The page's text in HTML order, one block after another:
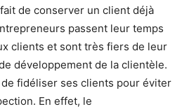
de conserver un client déjà
passent leur temps
clients et sont très fiers de leur
développement de la clientèle.
fidéliser ses clients pour éviter
En effet, le